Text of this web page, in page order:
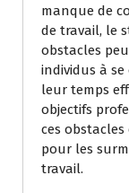
manque de
de travail, le
obstacles
individus à
leur temps
objectifs
ces
pour les
travail.